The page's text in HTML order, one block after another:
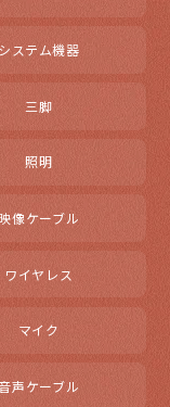
システム機器
三脚
照明
像ケーブル
ワイヤレス
マイク
音声ケーブル